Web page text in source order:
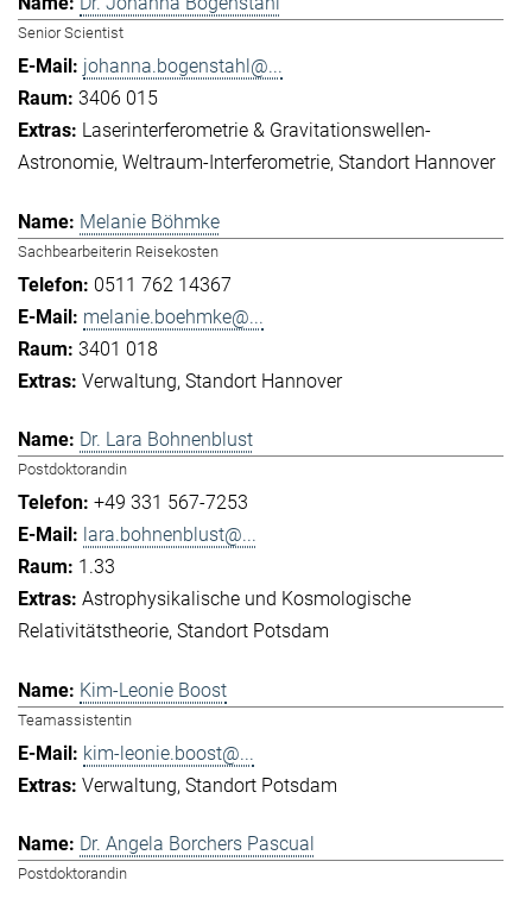
Senior Scientist
johanna.bogenstahl@...
3406 015
Laserinterferometrie & Gravitationswellen-
Astronomie Weltraum-Interferometrie Standort Hannover
Melanie Böhmke
Sachbearbeiterin Reisekosten
0511 762 14367
melanie.boehmke@...
3401 018
Verwaltung Standort Hannover
Dr. Lara Bohnenblust
Postdoktorandin
+49 331 567-7253
lara.bohnenblust@...
1.33
Astrophysikalische und Kosmologische
Relativitätstheorie Standort Potsdam
Kim-Leonie Boost
Teamassistentin
kim-leonie.boost@...
Verwaltung Standort Potsdam
Dr. Angela Borchers Pascual
Postdoktorandin